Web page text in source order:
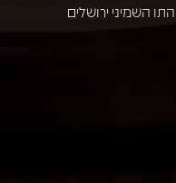
התו השמיני ירושלים